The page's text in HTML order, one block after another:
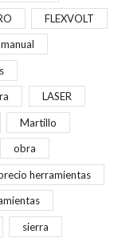
FLEXVOLT
LASER
Martillo
obra
herramientas
sierra